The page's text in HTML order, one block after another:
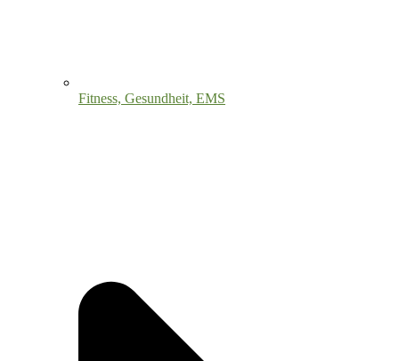
Fitness, Gesundheit, EMS